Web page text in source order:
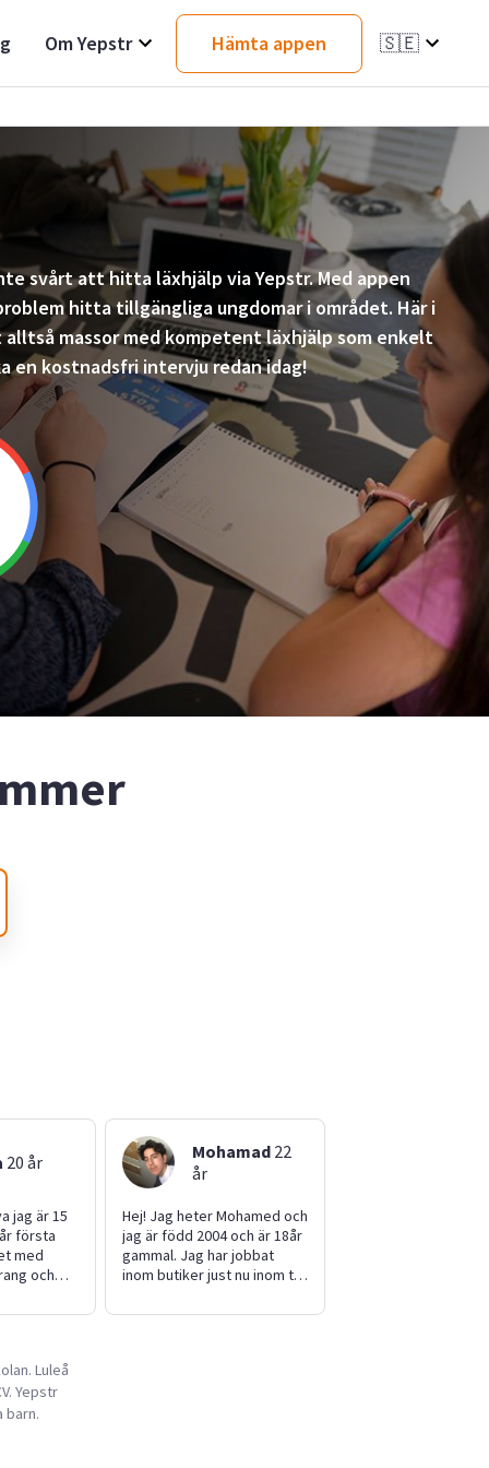
Om Yepstr Hämta appen 🇸🇪
svårt att hitta läxhjälp via Yepstr. Med appen
hitta tillgängliga ungdomar i området. Här i
massor med kompetent läxhjälp som enkelt
en kostnadsfri intervju redan idag!
20 år
jag är 15
första
med
och
laga mat
och tr
Mohamad 22
år
Hej! Jag heter Mohamed och
jag är född 2004 och är 18år
gammal. Jag har jobbat
inom butiker just nu inom tre
körkort. Och jag har även
Luleå
Yepstr
barn.